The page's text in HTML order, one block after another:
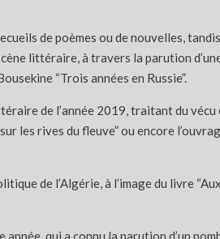
de poèmes ou de nouvelles,
littéraire, à travers la parution
“Trois années en Russie”.
de l’année 2019, traitant du
les rives du fleuve” ou encore
de l’Algérie, à l’image du livre
qui a connu la parution d’un